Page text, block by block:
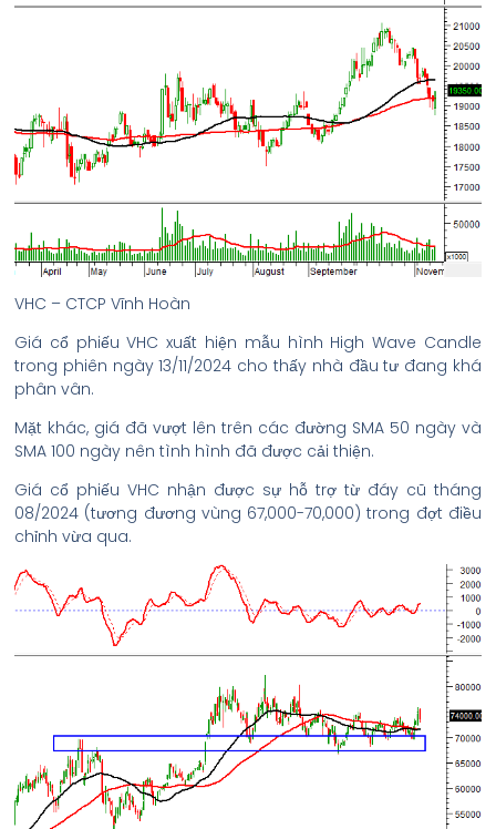
VHC – CTCP Vĩnh Hoàn
Giá cổ phiếu VHC xuất hiện mẫu hình High Wave Candle
trong phiên ngày 13/11/2024 cho thấy nhà đầu tư đang khá
phân vân.
Mặt khác, giá đã vượt lên trên các đường SMA 50 ngày và
SMA 100 ngày nên tình hình đã được cải thiện.
Giá cổ phiếu VHC nhận được sự hỗ trợ từ đáy cũ tháng
08/2024 (tương đương vùng 67,000-70,000) trong đợt điều
chỉnh vừa qua.